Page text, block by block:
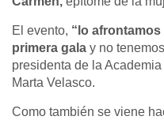
El evento, “lo
primera gala y no
presidenta de la
Marta Velasco.
Como también se viene